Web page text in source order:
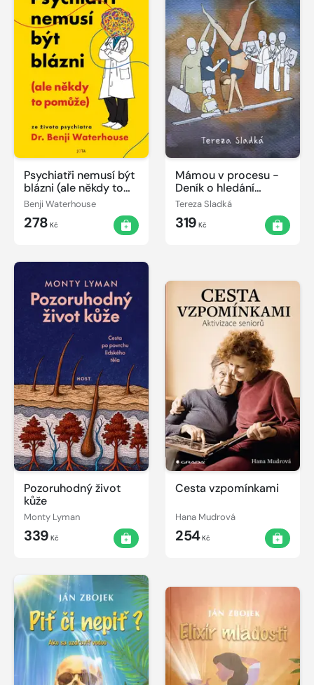
Psychiatři nemusí být
blázni (ale někdy to
pomůže)
Benji Waterhouse
278 Kč
Mámou v procesu -
Deník o hledání
vlastní cesty v
těhotenství a během
porodu
Tereza Sladká
319 Kč
Pozoruhodný život
kůže
Monty Lyman
339 Kč
Cesta vzpomínkami
Hana Mudrová
254Kč